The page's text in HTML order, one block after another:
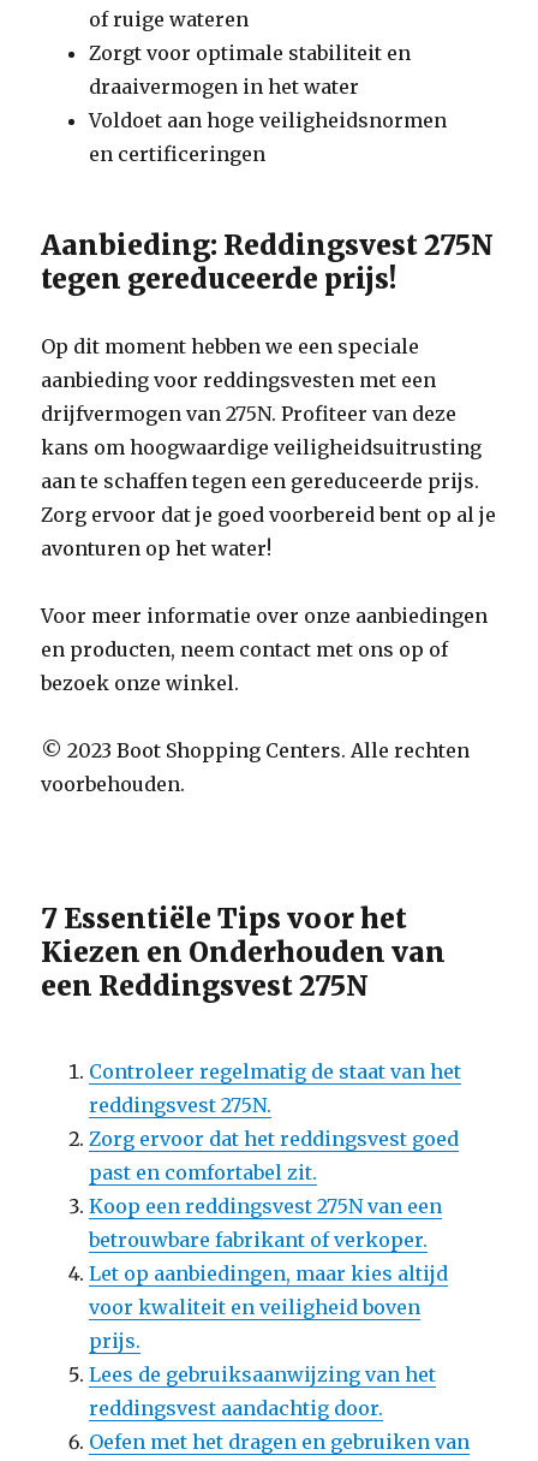
of ruige wateren
Zorgt voor optimale stabiliteit en
draaivermogen in het water
Voldoet aan hoge veiligheidsnormen
en certificeringen
Aanbieding: Reddingsvest 275N
tegen gereduceerde prijs!
Op dit moment hebben we een speciale
aanbieding voor reddingsvesten met een
drijfvermogen van 275N. Profiteer van deze
kans om hoogwaardige veiligheidsuitrusting
aan te schaffen tegen een gereduceerde prijs.
Zorg ervoor dat je goed voorbereid bent op al je
avonturen op het water!
Voor meer informatie over onze aanbiedingen
en producten, neem contact met ons op of
bezoek onze winkel.
© 2023 Boot Shopping Centers. Alle rechten
voorbehouden.
7 Essentiële Tips voor het
Kiezen en Onderhouden van
een Reddingsvest 275N
Controleer regelmatig de staat van het
reddingsvest 275N.
Zorg ervoor dat het reddingsvest goed
past en comfortabel zit.
Koop een reddingsvest 275N van een
betrouwbare fabrikant of verkoper.
Let op aanbiedingen, maar kies altijd
voor kwaliteit en veiligheid boven
prijs.
Lees de gebruiksaanwijzing van het
reddingsvest aandachtig door.
Oefen met het dragen en gebruiken van